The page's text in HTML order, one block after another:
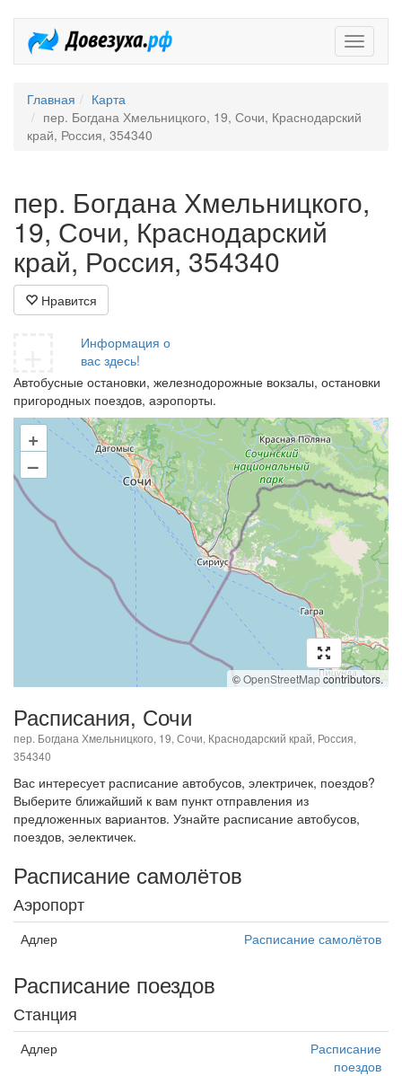
Главная
Карта
пер. Богдана Хмельницкого, 19, Сочи, Краснодарский
край, Россия, 354340
пер. Богдана Хмельницкого,
19, Сочи, Краснодарский
край, Россия, 354340
Нравится
Информация о
вас здесь!
Автобусные остановки, железнодорожные вокзалы, остановки
пригородных поездов, аэропорты.
+
–
©OpenStreetMapcontributors.
Расписания, Сочи
пер. Богдана Хмельницкого, 19, Сочи, Краснодарский край, Россия,
354340
Вас интересует расписание автобусов, электричек, поездов?
Выберите ближайший к вам пункт отправления из
предложенных вариантов. Узнайте расписание автобусов,
поездов, эелектичек.
Расписание самолётов
Аэропорт
Адлер Расписание самолётов
Расписание поездов
Станция
Адлер
Расписание
поездов